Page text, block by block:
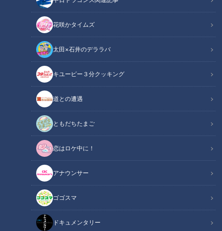
花咲かタイムズ
太田×石井のデララバ
キユーピー３分クッキング
道との遭遇
ともだちたまご
恋はロケ中に！
アナウンサー
ゴゴスマ
ドキュメンタリー
チャント！
くらしニュース
航空会社「Peach」が、名古屋-台湾（台北）の新路線を開
通。往復1万8000円と驚きの安さで、最大25時間の滞在が可能
です！日帰り弾丸旅行で、台湾をどれだけ楽しめるか？番組ス
タッフが挑戦した爆食いグルメ旅、後半戦です！
台湾特産の珍フルーツって？おやつタイムには「豆花（ト
ウファ）」の人気店をはしご！